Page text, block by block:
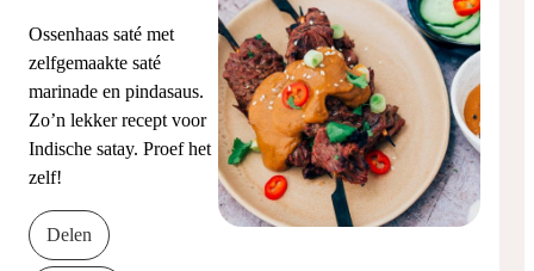
Ossenhaas saté met
zelfgemaakte saté
marinade en pindasaus.
Zo’n lekker recept voor
Indische satay. Proef het
zelf!
Delen